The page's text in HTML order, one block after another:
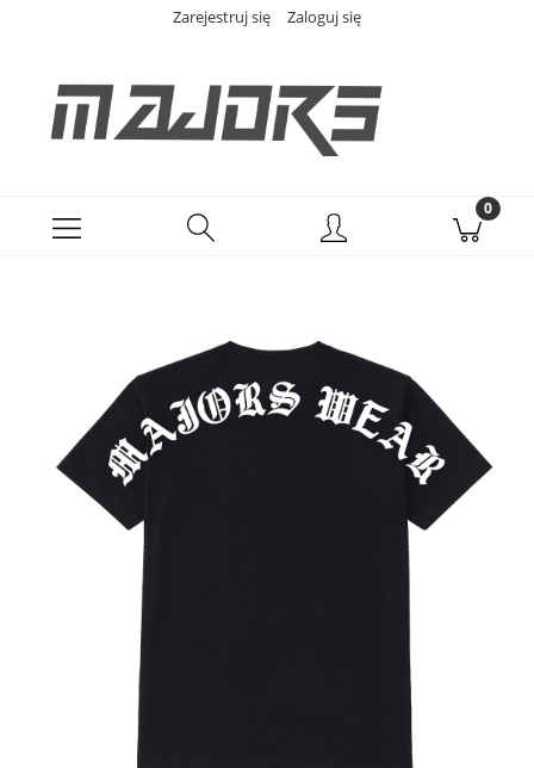
Zarejestruj się Zaloguj się